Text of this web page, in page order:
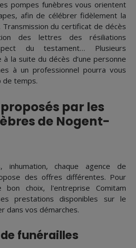
pompes funèbres vous orientent
afin de célébrer fidèlement la
du certificat de décès
des lettres des résiliations
du testament… Plusieurs
la suite du décès d’une personne
à un professionnel pourra vous
de temps.
par les
de Nogent-
inhumation, chaque agence de
des offres différentes. Pour
choix, l'entreprise Comitam
prestations disponibles sur le
dans vos démarches.
funérailles